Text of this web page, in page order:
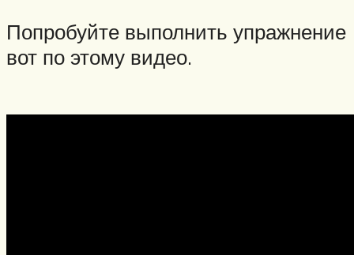
Попробуйте выполнить упражнение
вот по этому видео.